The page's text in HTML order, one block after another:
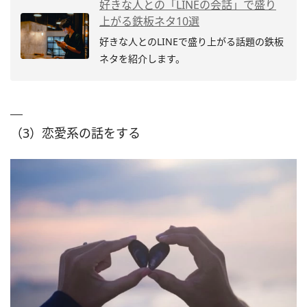
好きな人との「LINEの会話」で盛り
上がる鉄板ネタ10選
好きな人とのLINEで盛り上がる話題の鉄板
ネタを紹介します。
（3）恋愛系の話をする